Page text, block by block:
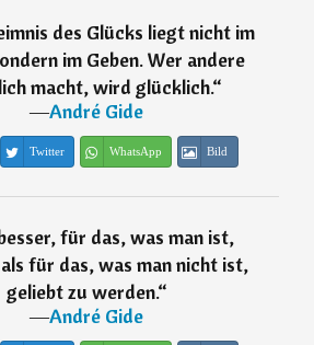
des Glücks liegt nicht im
im Geben. Wer andere
macht, wird glücklich.“
―André Gide
Twitter WhatsApp Bild
für das, was man ist,
für das, was man nicht ist,
geliebt zu werden.“
―André Gide